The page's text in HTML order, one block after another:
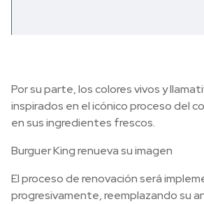
Por su parte, los colores vivos y
inspirados en el icónico proceso del
en sus ingredientes frescos.
Burguer King renueva su imagen
El proceso de renovación será
progresivamente, reemplazando su